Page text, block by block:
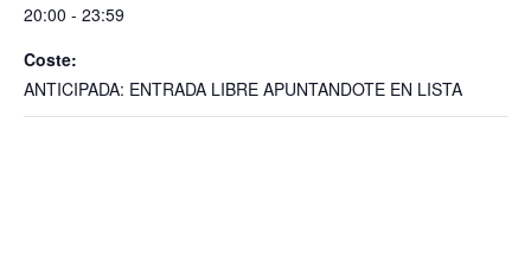
20:00 - 23:59
Coste:
ANTICIPADA: ENTRADA LIBRE APUNTANDOTE EN LISTA